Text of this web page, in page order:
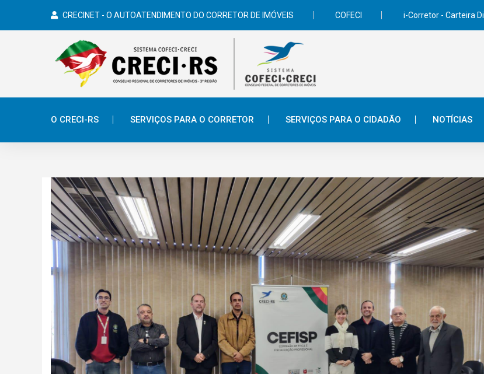
CRECINET - O AUTOATENDIMENTO DO CORRETOR DE IMÓVEIS COFECI i-Corretor - Carteira
O CRECI-RS SERVIÇOS PARA O CORRETOR SERVIÇOS PARA O CIDADÃO NOTÍCIAS